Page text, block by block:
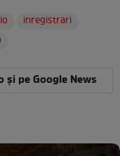
inregistrari
pe Google News